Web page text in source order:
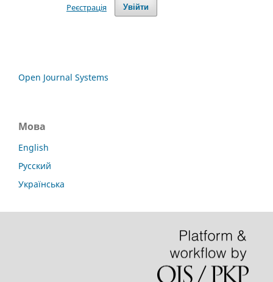
Увійти
Реєстрація
Open Journal Systems
Мова
English
Русский
Українська